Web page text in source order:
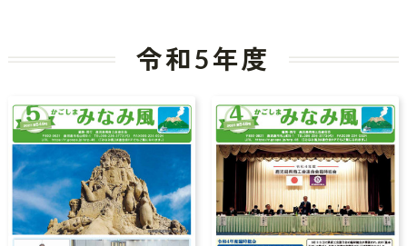
令和5年度